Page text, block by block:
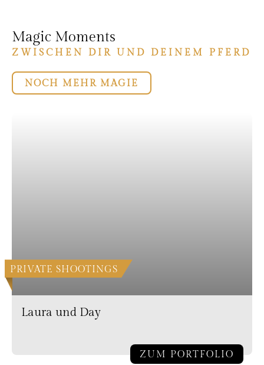
Magic Moments
ZWISCHEN DIR UND DEINEM PFERD
NOCH MEHR MAGIE
PRIVATE SHOOTINGS
Laura und Day
ZUM PORTFOLIO